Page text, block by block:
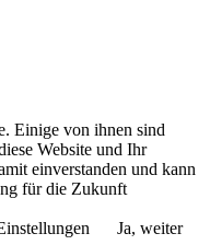
Einige von ihnen sind
Website und Ihr
einverstanden und kann
für die Zukunft
Ja, weiter